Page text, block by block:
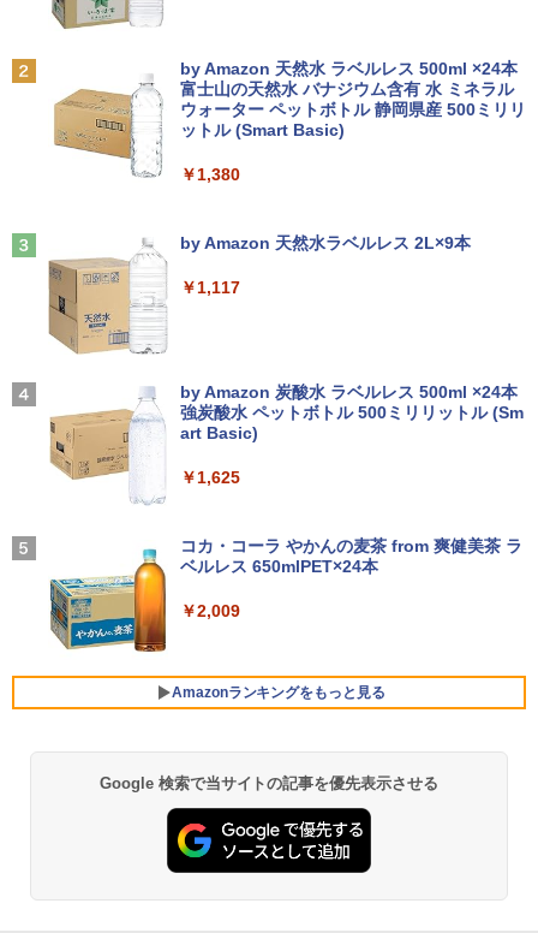
【マラソンP5倍/10%オフクーポン】中古
ノートパソコン Windows11 Pro Office
付き Panasonic Let's note CF-NX3 第4
世代 Core i5 メモリ8GB 高速SSD256GB
HDMI 初期設定済み 送料無料 90日保証
ルチ | 無線LAN:あり | テンキー | Win11P
ro64Bit | ACアダプター付属
【期間限定 ポイント10倍】Lenovo Idea
Pad D330 10.1型 2-in-1 タブレットPC／
n N4000/4GB/64GB eMMC/HD IPS液晶
Type-C データ/充電可）/microSD対応
￥13,800
【期間限定破格金額！】新生活 新古品 W
in11搭載 パソコンノートパソコンoffice
付き 初心者向けノートPC 初期設定済 1
5.6型 インテル高速CPU ランダムで発送
メモリ4GB～ 高速SSD1TB 最大 フルHD
Webカメラ zoom 軽量薄型 無線 型番更
2
ー シークレット 19インチワイド ノング
レア VGA DELL NEC 等 液晶ディスプレ
イ【中古】
モバイルモニター 15.6インチ InnoView
FHD ポータブルモニター IPS液晶パネル
￥8,980
HD解像度】 大手メーカー液晶 (Dell/HP/
NEC等) テレワーク デュアルモニター S
＼500円OFFクーポンあり！／ モバイル
スプレイ VESA対応 コスパ デュアルモニ
ター サブモニター ゲーミングモニター
ポータブルモニター 外付けモニター リモ
ートワーク IPS mini pc ミニPC 多デバ
イス対応 ブラック
￥4,345
杖と剣のウィストリア（16） （講談社コ
￥594
￥1,210
o Day Book [ 島田ゆか ]
Anker Soundcore P31i ブラック
￥5,990
ラック
￥14,990
レスイヤホン bluetooth イヤホン V12 小型
軽量 ブルートゥースHi-Fi 最大36時間再生 ぶ
るーとゅーす コードレス ENCノイズキャン
付き 防水 タッチ式音量調整 スポーツ/通勤/通
￥1,964
Xiaomi シャオミ REDMI Buds 8 Lite ワイヤ
￥3,480
BRUCE WAYNE feat. Flo Milli, ATL Jacob
[Explicit]
￥250
￥250
￥250
by Amazon 天然水 ラベルレス 500ml ×24本
富士山の天然水 バナジウム含有 水 ミネラル
ウォーター ペットボトル 静岡県産 500ミリリ
ットル (Smart Basic)
￥1,380
by Amazon 天然水ラベルレス 2L×9本
￥1,117
by Amazon 炭酸水 ラベルレス 500ml ×24本
強炭酸水 ペットボトル 500ミリリットル (Sm
art Basic)
￥1,625
コカ・コーラ やかんの麦茶 from 爽健美茶 ラ
ベルレス 650mlPET×24本
￥2,009
Amazonランキングをもっと見る
薬屋のひとりごと 17巻 (デジタル版ビッグガ
ンガンコミックス)
￥770
Google 検索で当サイトの記事を優先表示させる